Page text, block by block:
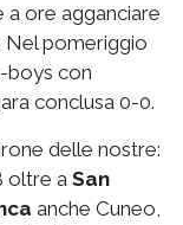
ore agganciare
Nel pomeriggio
boys con
conclusa 0-0.
delle nostre:
oltre a San
anche Cuneo,